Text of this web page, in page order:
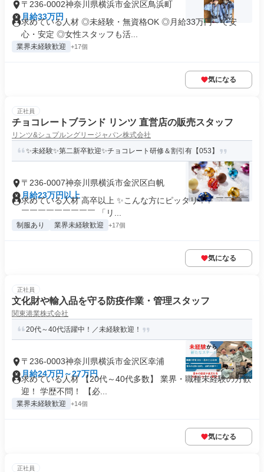
〒236-0002神奈川県横浜市金沢区鳥浜町
月給33万円
求めている人材 ◎未経験・無資格OK ◎月給33万円～で安
心・安定 ◎女性スタッフも活...
業界未経験歓迎 +17個
気になる
正社員
チョコレートブランド リンツ 直営店の販売スタッフ
リンツ&シュプルングリージャパン株式会社
✨未経験✨第二新卒歓迎✨チョコレート研修＆割引有【053】
〒236-0007神奈川県横浜市金沢区白帆
月給23万円以上
求めている人材 高卒以上 ✨こんな方にピッタリ！✨ ￣￣￣￣
￣￣￣￣￣￣￣￣￣ 「リ...
制服あり 業界未経験歓迎 +17個
気になる
正社員
文化財や輸入品を守る防疫作業・管理スタッフ
関東港業株式会社
20代～40代活躍中！／未経験歓迎！
〒236-0003神奈川県横浜市金沢区幸浦
月給24万円～27万円
求めている人材 【20代～40代多数】 業界・職種未経験の方歓
迎！ 学歴不問！ 【必...
業界未経験歓迎 +14個
気になる
正社員